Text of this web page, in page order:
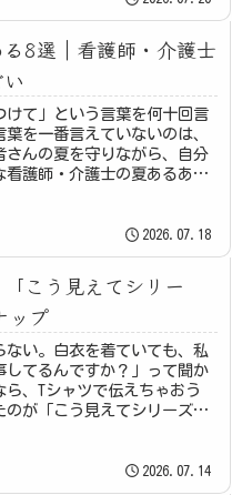
8選｜看護師・介護士
て」という言葉を何十回言
を一番言えていないのは、
んの夏を守りながら、自分
護師・介護士の夏あるある
2026.07.18
こう見えてシリー
ップ
い。白衣を着ていても、私
てるんですか？」って聞か
、Tシャツで伝えちゃおう
が「こう見えてシリーズ」
2026.07.14